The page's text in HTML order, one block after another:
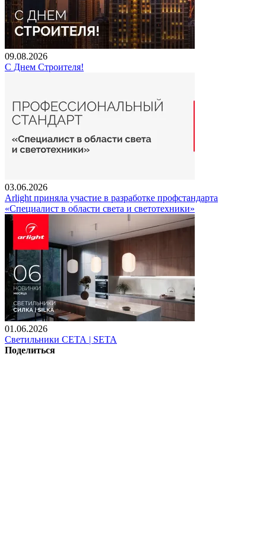
09.08.2026
С Днем Строителя!
03.06.2026
Arlight приняла участие в разработке профстандарта
«Специалист в области света и светотехники»
01.06.2026
Светильники СЕТА | SETA
Поделиться